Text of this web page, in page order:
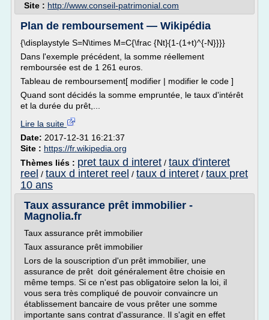
Site : http://www.conseil-patrimonial.com
Plan de remboursement — Wikipédia
{\displaystyle S=N\times M=C{\frac {Nt}{1-(1+t)^{-N}}}}
Dans l'exemple précédent, la somme réellement
remboursée est de 1 261 euros.
Tableau de remboursement[ modifier | modifier le code ]
Quand sont décidés la somme empruntée, le taux d'intérêt
et la durée du prêt,...
Lire la suite
Date: 2017-12-31 16:21:37
Site : https://fr.wikipedia.org
Thèmes liés : pret taux d interet / taux d'interet
reel / taux d interet reel / taux d interet / taux pret
10 ans
Taux assurance prêt immobilier -
Magnolia.fr
Taux assurance prêt immobilier
Taux assurance prêt immobilier
Lors de la souscription d'un prêt immobilier, une
assurance de prêt doit généralement être choisie en
même temps. Si ce n'est pas obligatoire selon la loi, il
vous sera très compliqué de pouvoir convaincre un
établissement bancaire de vous prêter une somme
importante sans contrat d'assurance. Il s'agit en effet